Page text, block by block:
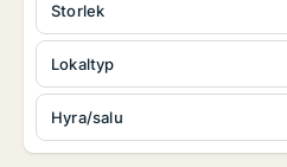
Lokaltyp
Hyra/salu
Storlek